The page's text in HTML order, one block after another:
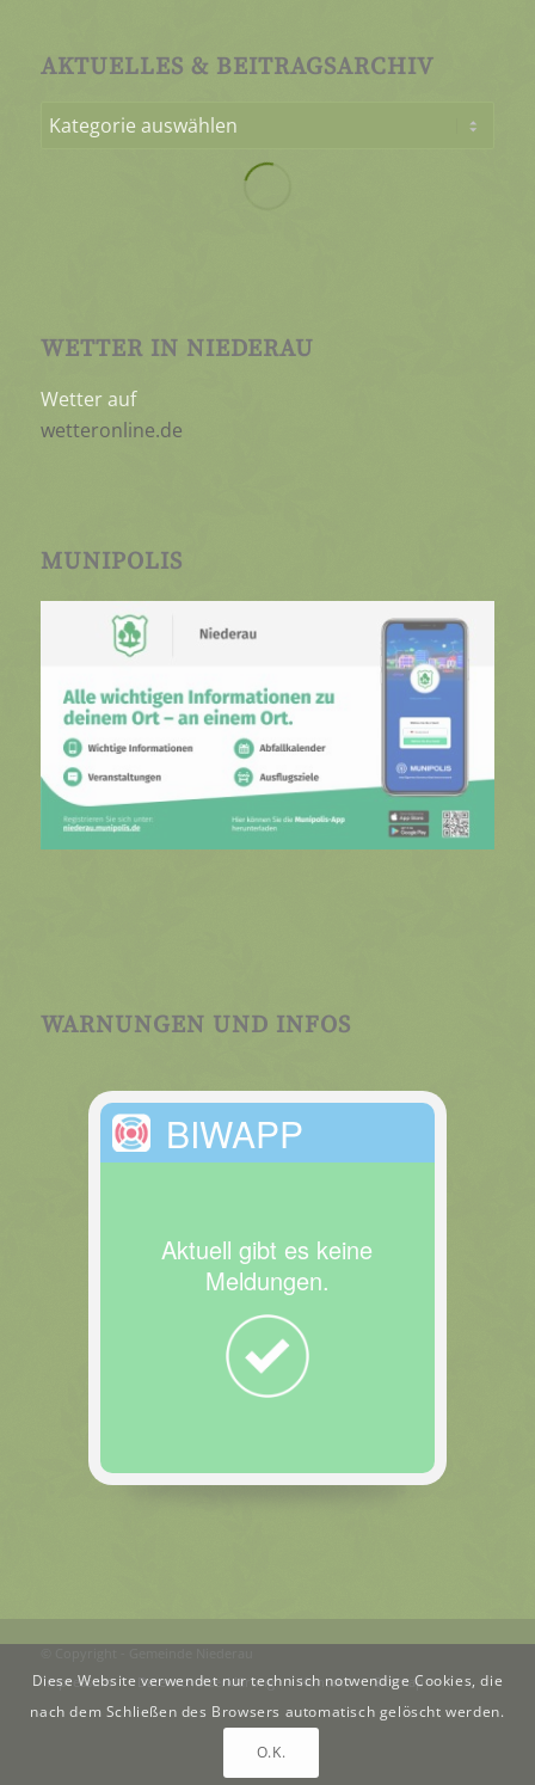
AKTUELLES & BEITRAGSARCHIV
WETTER IN NIEDERAU
Wetter auf
wetteronline.de
MUNIPOLIS
WARNUNGEN UND INFOS
BIWAPP
Aktuell gibt es keine
Meldungen.
Impressum
Datenschutzerklärung Kontakt Sitemap
Diese Website verwendet nur technisch notwendige Cookies, die
nach dem Schließen des Browsers automatisch gelöscht werden.
O.K.